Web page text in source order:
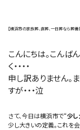
【横浜市の家族葬、直葬、一日葬なら葬
こんにちは。こんば
く・・・・
申し訳ありません。
すが・・・泣
さて、今日は横浜市で“少
少し大きいの定義。これを